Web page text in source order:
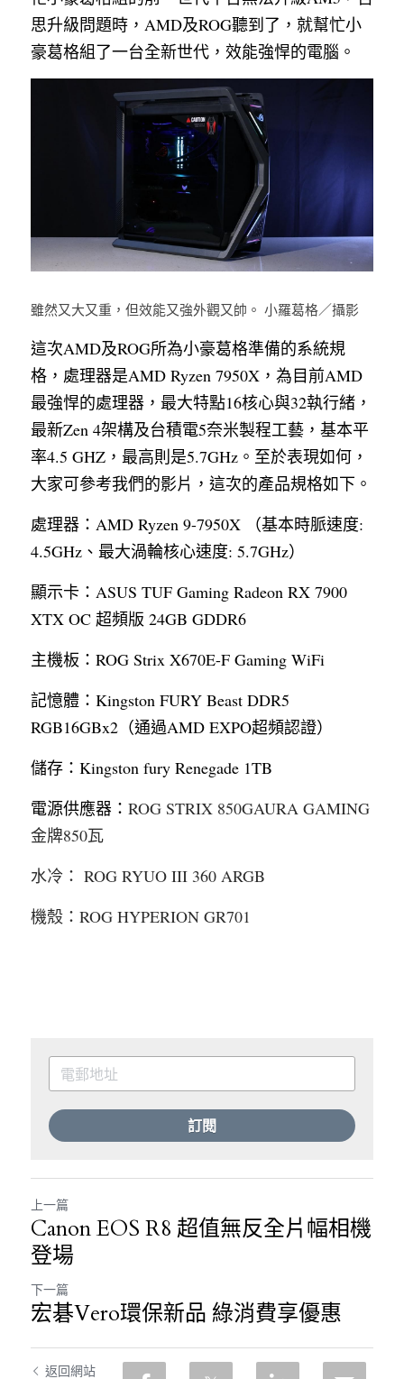
思升級問題時，AMD及ROG聽到了，就幫忙小
豪葛格組了一台全新世代，效能強悍的電腦。
雖然又大又重，但效能又強外觀又帥。 小羅葛格／攝影
這次AMD及ROG所為小豪葛格準備的系統規
格，處理器是AMD Ryzen 7950X，為目前AMD
最強悍的處理器，最大特點16核心與32執行緒，
最新Zen 4架構及台積電5奈米製程工藝，基本平
率4.5 GHZ，最高則是5.7GHz。至於表現如何，
大家可參考我們的影片，這次的產品規格如下。
處理器：AMD Ryzen 9-7950X （基本時脈速度:
4.5GHz、最大渦輪核心速度: 5.7GHz）
顯示卡：ASUS TUF Gaming Radeon RX 7900
XTX OC 超頻版 24GB GDDR6
主機板：ROG Strix X670E-F Gaming WiFi
記憶體：Kingston FURY Beast DDR5
RGB16GBx2（通過AMD EXPO超頻認證）
儲存：Kingston fury Renegade 1TB
電源供應器： ROG STRIX 850GAURA GAMING
金牌850瓦
水冷： ROG RYUO III 360 ARGB
機殼：ROG HYPERION GR701
訂閱
上一篇
Canon EOS R8 超值無反全片幅相機
登場
下一篇
宏碁Vero環保新品 綠消費享優惠
返回網站